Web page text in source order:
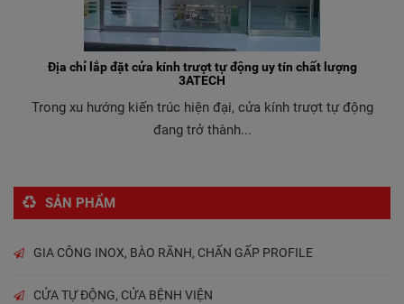
Địa chỉ lắp đặt cửa kính trượt tự động uy tín chất lượng
3ATECH
Trong xu hướng kiến trúc hiện đại, cửa kính trượt tự động
đang trở thành...
SẢN PHẨM
GIA CÔNG INOX, BÀO RÃNH, CHẤN GẤP PROFILE
CỬA TỰ ĐỘNG, CỬA BỆNH VIỆN